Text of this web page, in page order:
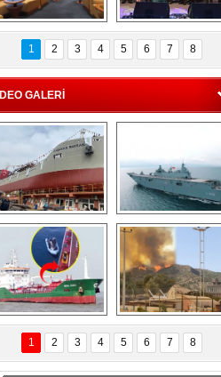
55 milyon
euroluk turizm geliri
müjdesi
5. Bosphorus Ship
Brokers Dinner,
İstanbul’da yapıldı
1 2 3 4 5 6 7 8
GALERİ
Çeksan Tersanesi,
Başaran Bayrak
tankerini suya
indirdi
TCG Anadolu,
tersane teknik
seyrini tamamladı
Göçmenlerin
imdadına Türk
sahipli MINA DENIZ
yetişti
Milas’taki yangın
yeniden termik
santrallere doğru
ilerliyor
1 2 3 4 5 6 7 8